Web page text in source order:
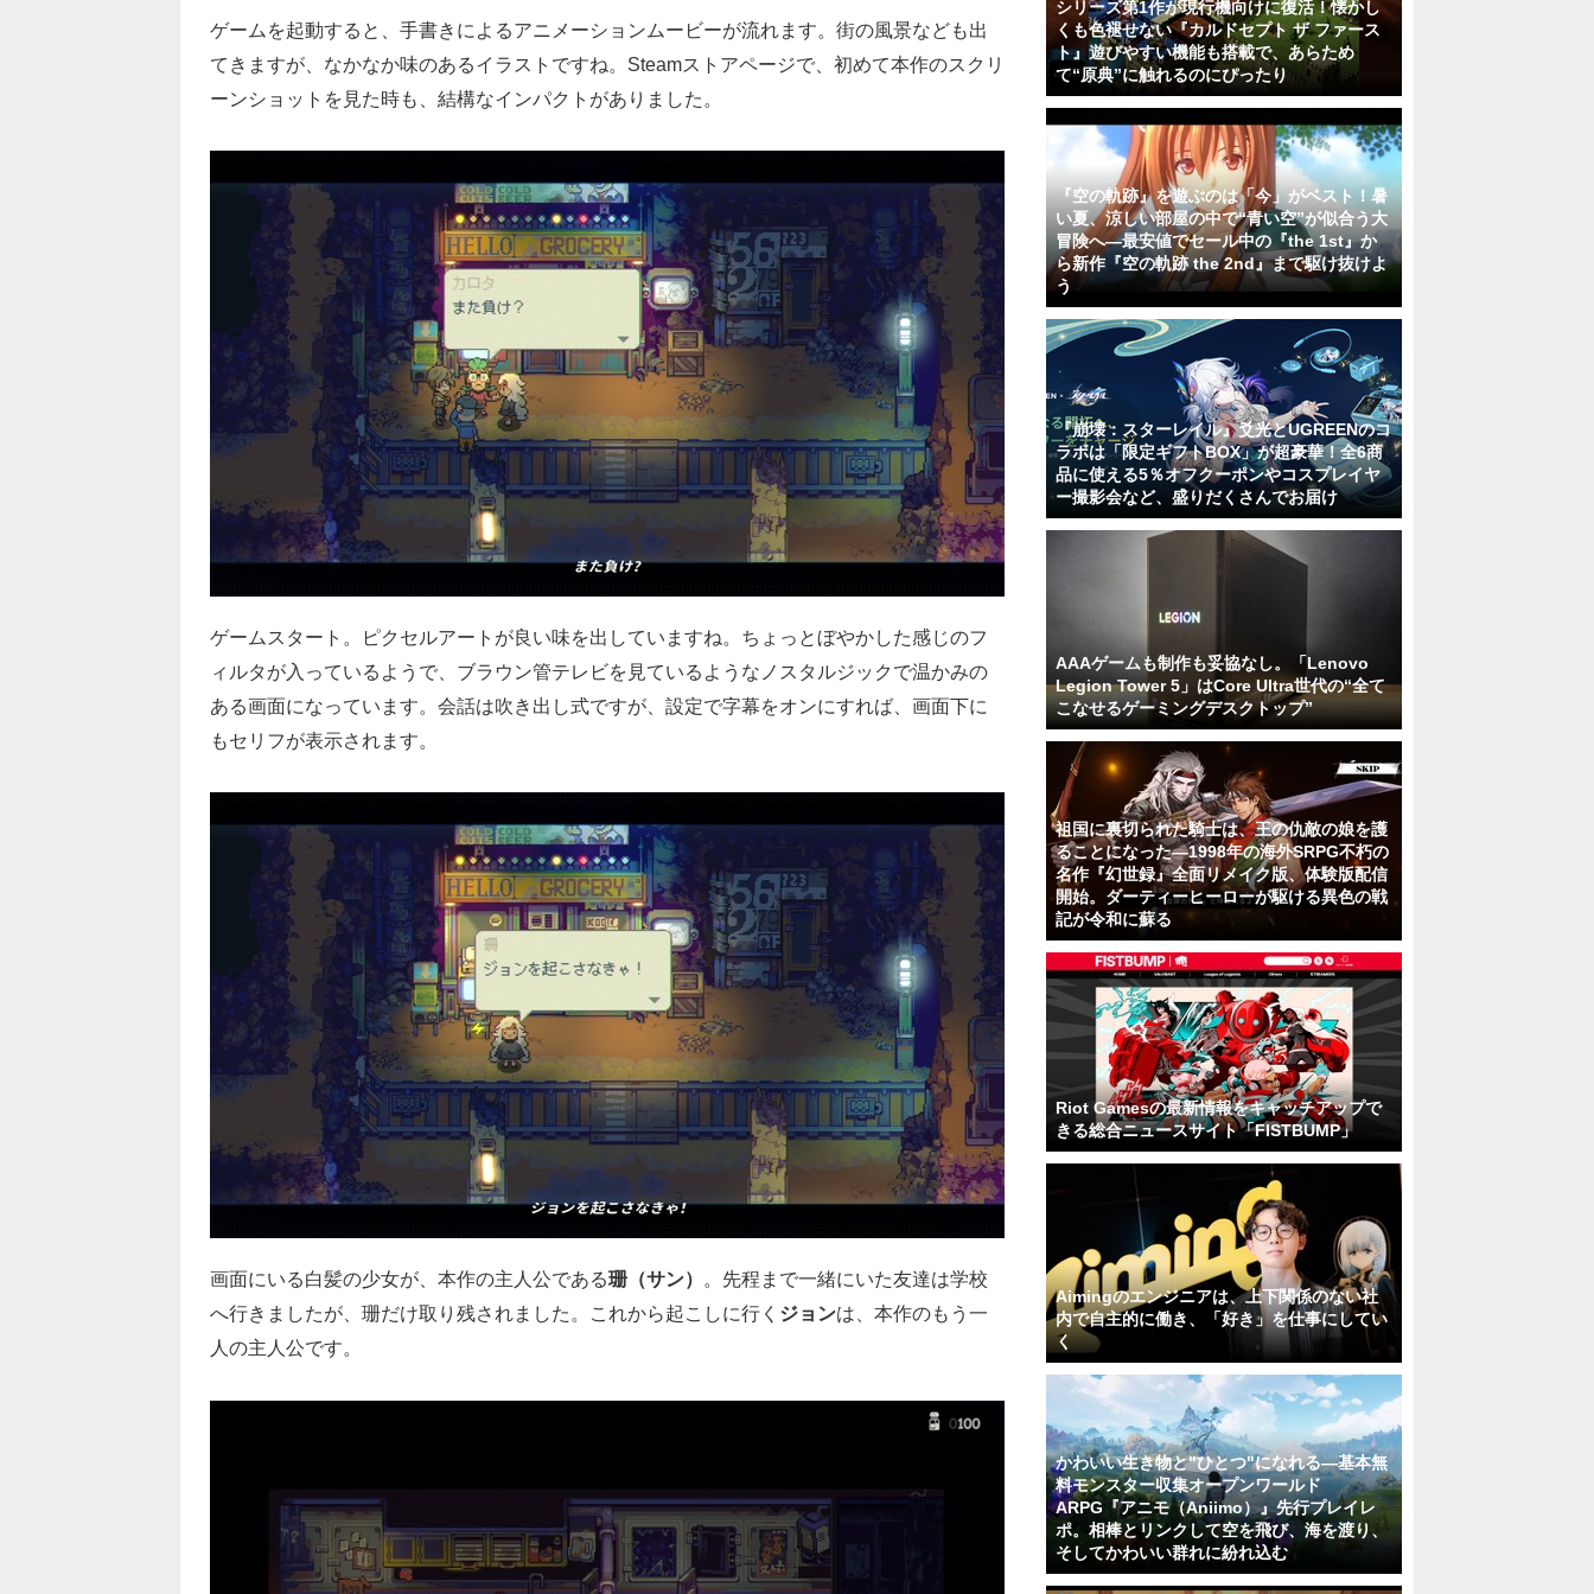
ゲームを起動すると、手書きによるアニメーションムービーが流れます。街の風景なども出
てきますが、なかなか味のあるイラストですね。Steamストアページで、初めて本作のスクリ
ーンショットを見た時も、結構なインパクトがありました。
ゲームスタート。ピクセルアートが良い味を出していますね。ちょっとぼやかした感じのフ
ィルタが入っているようで、ブラウン管テレビを見ているようなノスタルジックで温かみの
ある画面になっています。会話は吹き出し式ですが、設定で字幕をオンにすれば、画面下に
もセリフが表示されます。
画面にいる白髪の少女が、本作の主人公である珊（サン）
。先程まで一緒にいた友達は学校
へ行きましたが、珊だけ取り残されました。これから起こしに行く ジョンは、本作のもう一
人の主人公です。
シリーズ第1作が現行機向けに復活！懐かし
くも色褪せない『カルドセプト ザ ファース
ト』遊びやすい機能も搭載で、あらため
て“原典”に触れるのにぴったり
『空の軌跡』を遊ぶのは「今」がベスト！暑
い夏、涼しい部屋の中で“青い空”が似合う大
冒険へ―最安値でセール中の『the 1st』か
ら新作『空の軌跡 the 2nd』まで駆け抜けよ
う
『崩壊：スターレイル』爻光とUGREENのコ
ラボは「限定ギフトBOX」が超豪華！全6商
品に使える5％オフクーポンやコスプレイヤ
ー撮影会など、盛りだくさんでお届け
AAAゲームも制作も妥協なし。「Lenovo
Legion Tower 5」はCore Ultra世代の“全て
こなせるゲーミングデスクトップ”
祖国に裏切られた騎士は、王の仇敵の娘を護
ることになった―1998年の海外SRPG不朽の
名作『幻世録』全面リメイク版、体験版配信
開始。ダーティーヒーローが駆ける異色の戦
記が令和に蘇る
Riot Gamesの最新情報をキャッチアップで
きる総合ニュースサイト「FISTBUMP」
Aimingのエンジニアは、上下関係のない社
内で自主的に働き、「好き」を仕事にしてい
く
かわいい生き物と"ひとつ"になれる―基本無
料モンスター収集オープンワールド
ARPG『アニモ（Aniimo）』先行プレイレ
ポ。相棒とリンクして空を飛び、海を渡り、
そしてかわいい群れに紛れ込む